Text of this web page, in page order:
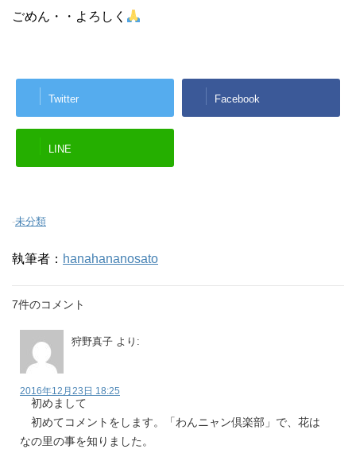
ごめん・・よろしく
Twitter Facebook
LINE
-未分類
執筆者： hanahananosato
7件のコメント
狩野真子 より:
2016年12月23日 18:25
初めまして
初めてコメントをします。「わんニャン倶楽部」で、花は
なの里の事を知りました。